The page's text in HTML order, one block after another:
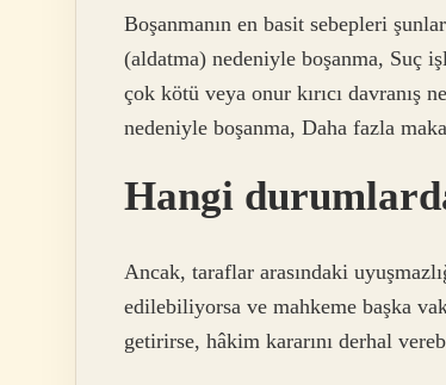
Boşanmanın en basit sebepleri
(aldatma) nedeniyle boşanma, Suç
çok kötü veya onur kırıcı davranış
nedeniyle boşanma, Daha fazla
Hangi
Ancak, taraflar arasındaki
edilebiliyorsa ve mahkeme başka
getirirse, hâkim kararını derhal